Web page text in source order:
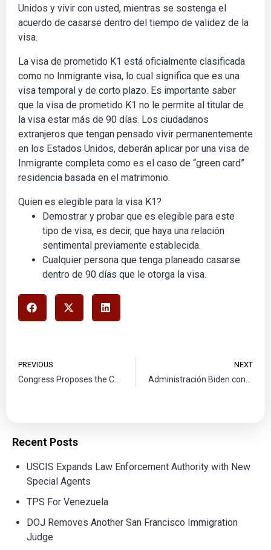
Unidos y vivir con usted, mientras se sostenga el
acuerdo de casarse dentro del tiempo de validez de la
visa.
La visa de prometido K1 está oficialmente clasificada
como no Inmigrante visa, lo cual significa que es una
visa temporal y de corto plazo. Es importante saber
que la visa de prometido K1 no le permite al titular de
la visa estar más de 90 días. Los ciudadanos
extranjeros que tengan pensado vivir permanentemente
en los Estados Unidos, deberán aplicar por una visa de
Inmigrante completa como es el caso de “green card”
residencia basada en el matrimonio.
Quien es elegible para la visa K1?
Demostrar y probar que es elegible para este
tipo de visa, es decir, que haya una relación
sentimental previamente establecida.
Cualquier persona que tenga planeado casarse
dentro de 90 días que le otorga la visa.
PREVIOUS NEXT
Recent Posts
USCIS Expands Law Enforcement Authority with New
Special Agents
TPS For Venezuela
DOJ Removes Another San Francisco Immigration
Judge